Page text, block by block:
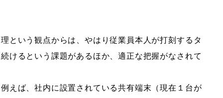
という観点からは、やはり従業員本人が打刻するタ
けるという課題があるほか、適正な把握がなされて
えば、社内に設置されている共有端末（現在１台が